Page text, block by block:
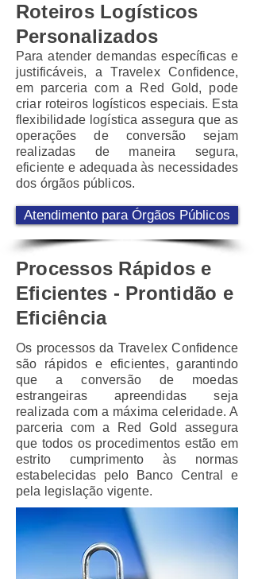
Roteiros Logísticos
Personalizados
Para atender demandas específicas e
justificáveis, a Travelex Confidence,
em parceria com a Red Gold, pode
criar roteiros logísticos especiais. Esta
flexibilidade logística assegura que as
operações de conversão sejam
realizadas de maneira segura,
eficiente e adequada às necessidades
dos órgãos públicos.
Atendimento para Órgãos Públicos
Processos Rápidos e
Eficientes - Prontidão e
Eficiência
Os processos da Travelex Confidence
são rápidos e eficientes, garantindo
que a conversão de moedas
estrangeiras apreendidas seja
realizada com a máxima celeridade. A
parceria com a Red Gold assegura
que todos os procedimentos estão em
estrito cumprimento às normas
estabelecidas pelo Banco Central e
pela legislação vigente.